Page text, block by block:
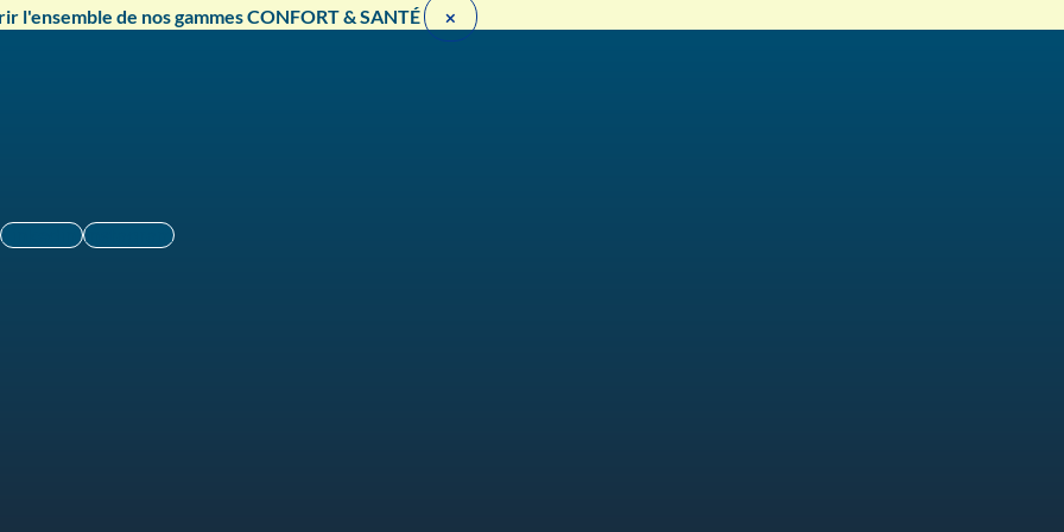
l'ensemble de nos gammes CONFORT & SANTÉ ×
Linkedin
Instagram